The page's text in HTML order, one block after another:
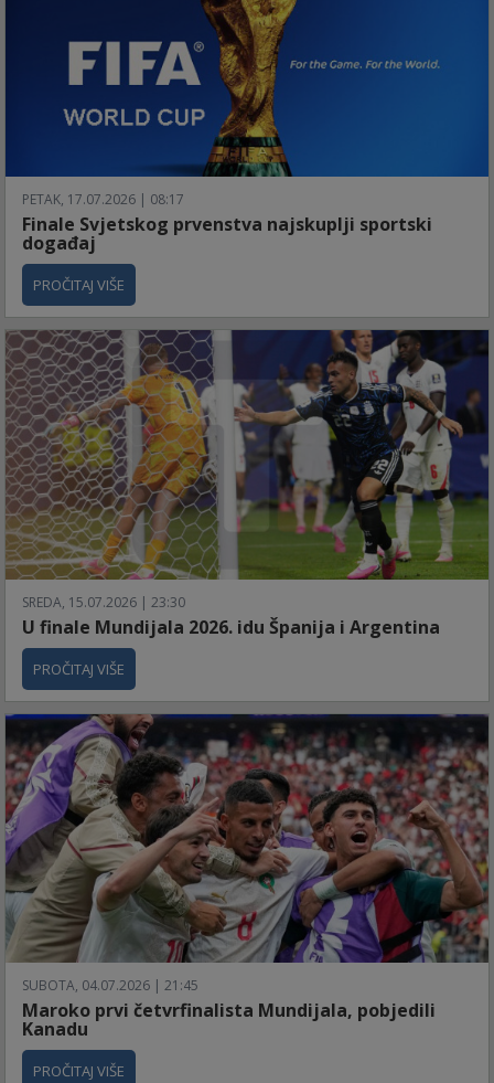
PETAK, 17.07.2026 | 08:17
Finale Svjetskog prvenstva najskuplji sportski
događaj
PROČITAJ VIŠE
SREDA, 15.07.2026 | 23:30
U finale Mundijala 2026. idu Španija i Argentina
PROČITAJ VIŠE
SUBOTA, 04.07.2026 | 21:45
Maroko prvi četvrfinalista Mundijala, pobjedili
Kanadu
PROČITAJ VIŠE